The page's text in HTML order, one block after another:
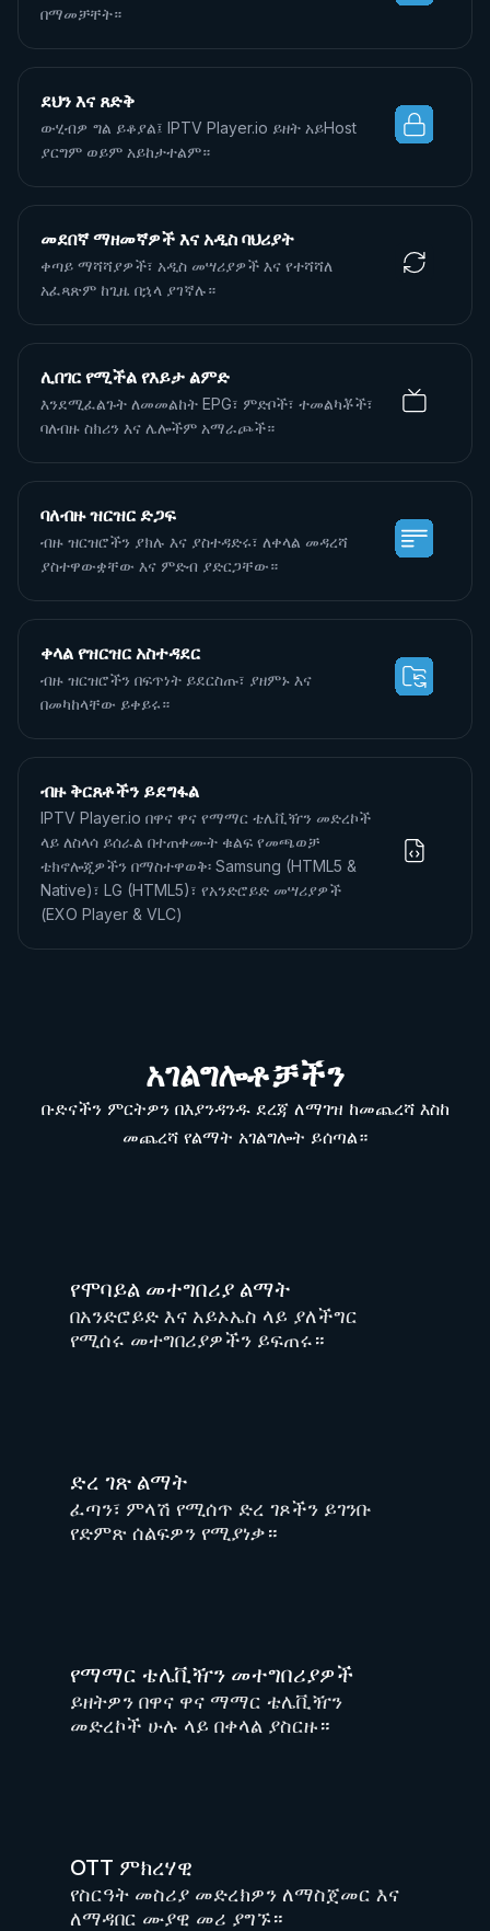
በማመቻቸት።
ደህን እና ጸድቅ
ውሂብዎ ግል ይቆያል፤ IPTV Player.io ይዘት አይHost
ያርግም ወይም አይከታተልም።
መደበኛ ማዘመኛዎች እና አዲስ ባህሪያት
ቀጣይ ማሻሻያዎች፣ አዲስ መሣሪያዎች እና የተሻሻለ
አፈጻጽም ከጊዜ በኋላ ያገኛሉ።
ሊበገር የሚችል የእይታ ልምድ
እንደሚፈልጉት ለመመልከት EPG፣ ምድቦች፣ ተመልካቾች፣
ባለብዙ ስክሪን እና ሌሎችም አማራጮች።
ባለብዙ ዝርዝር ድጋፍ
ብዙ ዝርዝሮችን ያክሉ እና ያስተዳድሩ፣ ለቀላል መዳረሻ
ያስተዋውቋቸው እና ምድብ ያድርጋቸው።
ቀላል የዝርዝር አስተዳደር
ብዙ ዝርዝሮችን በፍጥነት ይደርስጡ፣ ያዘምኑ እና
በመካከላቸው ይቀይሩ።
ብዙ ቅርጸቶችን ይደግፋል
IPTV Player.io በዋና ዋና የማማር ቴሌቪዥን መድረኮች
ላይ ለስላሳ ይሰራል በተጠቀሙት ቁልፍ የመጫወቻ
ቴክኖሎጂዎችን በማስተዋወቅ፡ Samsung (HTML5 &
Native)፣ LG (HTML5)፣ የአንድሮይድ መሣሪያዎች
(EXO Player & VLC)
አገልግሎቶቻችን
ቡድናችን ምርትዎን በእያንዳንዱ ደረጃ ለማገዝ ከመጨረሻ እስከ
መጨረሻ የልማት አገልግሎት ይሰጣል።
የሞባይል መተግበሪያ ልማት
በአንድሮይድ እና አይኦኤስ ላይ ያለችግር
የሚሰሩ መተግበሪያዎችን ይፍጠሩ።
ድረ ገጽ ልማት
ፈጣን፣ ምላሽ የሚሰጥ ድረ ገጾችን ይገንቡ
የድምጽ ሰልፍዎን የሚያነቃ።
የማማር ቴሌቪዥን መተግበሪያዎች
ይዘትዎን በዋና ዋና ማማር ቴሌቪዥን
መድረኮች ሁሉ ላይ በቀላል ያስርዙ።
OTT ምክረሃዊ
የስርዓት መስሪያ መድረክዎን ለማስጀመር እና
ለማዳበር ሙያዊ መሪ ያግኙ።